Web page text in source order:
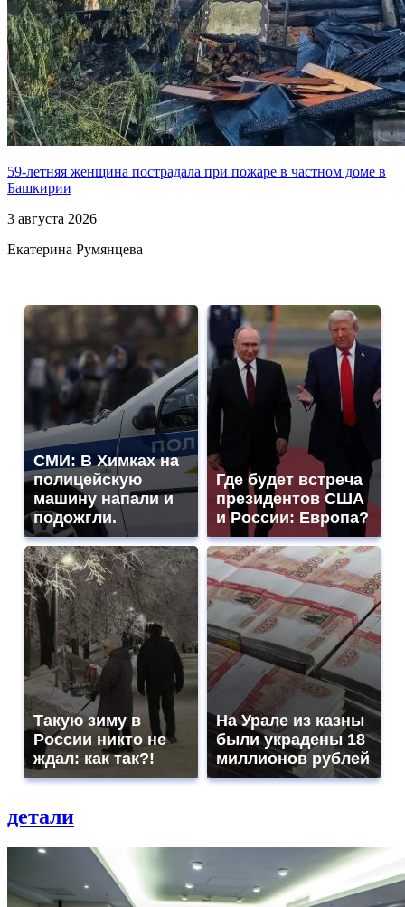
59-летняя женщина пострадала при пожаре в частном доме в
Башкирии
3 августа 2026
Екатерина Румянцева
СМИ: В Химках на
полицейскую
машину напали и
подожгли.
Где будет встреча
президентов США
и России: Европа?
Такую зиму в
России никто не
ждал: как так?!
На Урале из казны
были украдены 18
миллионов рублей
детали